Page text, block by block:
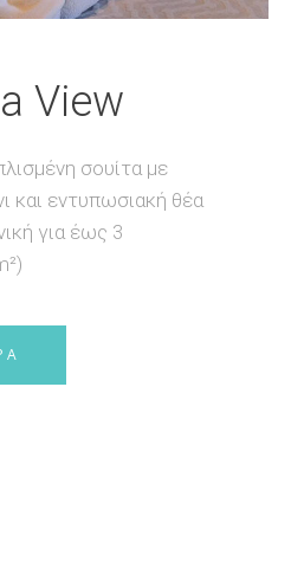
View
σουίτα με
και εντυπωσιακή θέα
για έως 3